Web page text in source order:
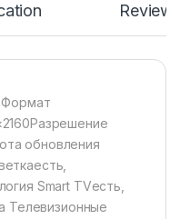
обновления
Smart TVесть,
Телевизионные